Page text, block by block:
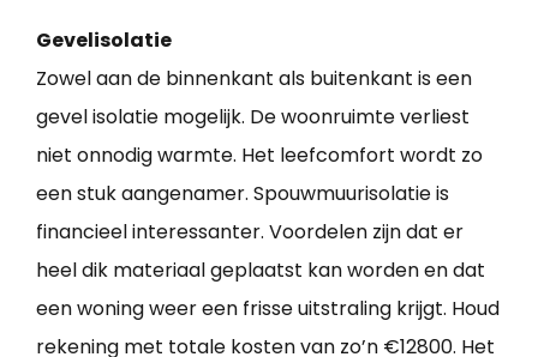
Gevelisolatie
Zowel aan de binnenkant als buitenkant is een
gevel isolatie mogelijk. De woonruimte verliest
niet onnodig warmte. Het leefcomfort wordt zo
een stuk aangenamer. Spouwmuurisolatie is
financieel interessanter. Voordelen zijn dat er
heel dik materiaal geplaatst kan worden en dat
een woning weer een frisse uitstraling krijgt. Houd
rekening met totale kosten van zo’n €12800. Het